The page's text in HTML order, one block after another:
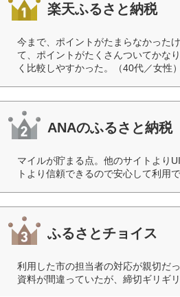
楽天ふるさと納税
今まで、ポイントがたまらなかった
て、ポイントがたくさんついてかな
く比較しやすかった。（40代／女性
ANAのふるさと納税
マイルが貯まる点。他のサイトより
トより信頼できるので安心して利用
ふるさとチョイス
利用した市の担当者の対応が親切だ
資料が間違っていたが、締切ギリギ